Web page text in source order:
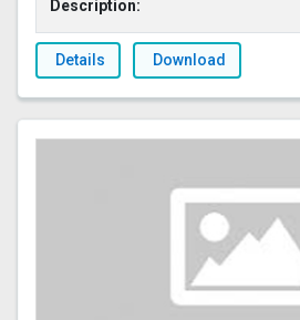
Description:
Details Download